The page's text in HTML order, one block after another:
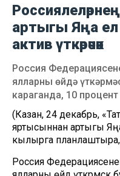
артыгы Яңа
актив үткәрәчәк
Россия
ялларны өйдә
караганда, 10 процент
(Казан, 24 декабрь,
яртысыннан артыгы
кылырга планлаштыра,
Россия